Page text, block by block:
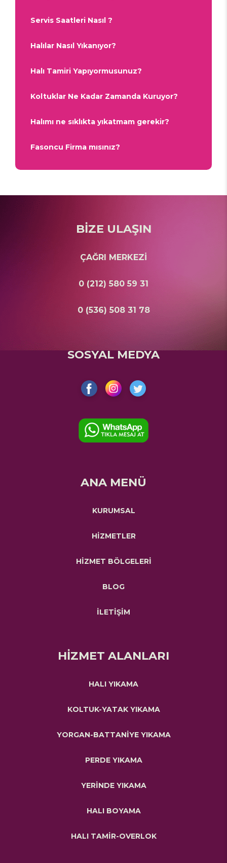
Servis Saatleri Nasıl ?
Halılar Nasıl Yıkanıyor?
Halı Tamiri Yapıyormusunuz?
Koltuklar Ne Kadar Zamanda Kuruyor?
Halımı ne sıklıkta yıkatmam gerekir?
Fasoncu Firma mısınız?
BİZE ULAŞIN
ÇAĞRI MERKEZİ
0 (212) 580 59 31
0 (536) 508 31 78
SOSYAL MEDYA
ANA MENÜ
KURUMSAL
HİZMETLER
HİZMET BÖLGELERİ
BLOG
İLETİŞİM
HİZMET ALANLARI
HALI YIKAMA
KOLTUK-YATAK YIKAMA
YORGAN-BATTANİYE YIKAMA
PERDE YIKAMA
YERİNDE YIKAMA
HALI BOYAMA
HALI TAMİR-OVERLOK